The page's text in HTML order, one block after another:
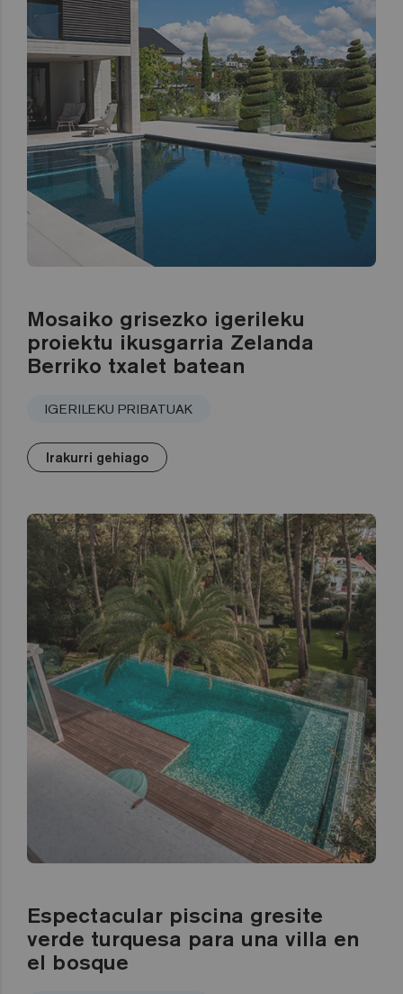
Mosaiko grisezko igerileku
proiektu ikusgarria Zelanda
Berriko txalet batean
IGERILEKU PRIBATUAK
Irakurri gehiago
Espectacular piscina gresite
verde turquesa para una villa en
el bosque